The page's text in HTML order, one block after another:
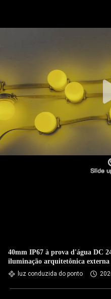
40mm IP67 à prova d'água DC
iluminação arquitetônica externa
luz conduzida do ponto